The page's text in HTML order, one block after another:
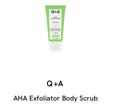
Q+A
AHA Exfoliator Body Scrub